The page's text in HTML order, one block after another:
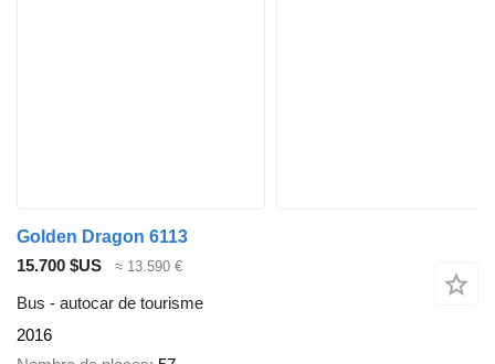
Golden Dragon 6113
15.700 $US
≈ 13.590 €
Bus - autocar de tourisme
2016